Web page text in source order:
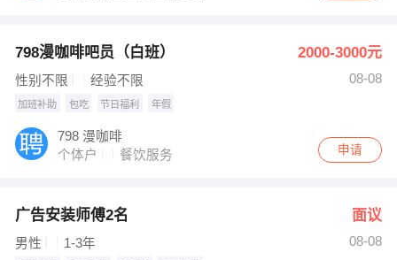
798漫咖啡吧员（白班） 2000-3000元
性别不限 经验不限 08-08
加班补助 包吃 节日福利 年假
798 漫咖啡
个体户
餐饮服务 申请
广告安装师傅2名 面议
男性 1-3年 08-08